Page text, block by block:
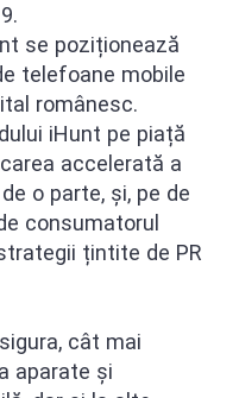
se poziționează
telefoane mobile
românesc.
iHunt pe piață
accelerată a
o parte, și, pe de
consumatorul
țintite de PR
cât mai
aparate și